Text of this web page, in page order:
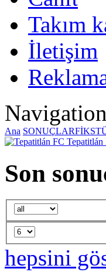
Takım
İletişim
Ana SONUÇLAR
Son
hepsini